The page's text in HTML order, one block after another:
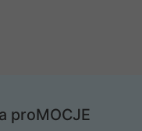
proMOCJE